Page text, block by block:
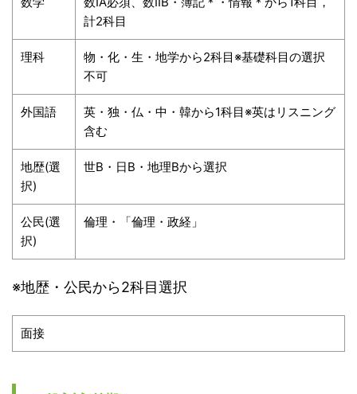
計2科目
理科
物・化・生・地学から2科目※基礎科目の選択
不可
外国語
英・独・仏・中・韓から1科目※英はリスニング
含む
地歴(選
択)
世B・日B・地理Bから選択
公民(選
択)
倫理・「倫理・政経」
※地歴・公民から2科目選択
面接